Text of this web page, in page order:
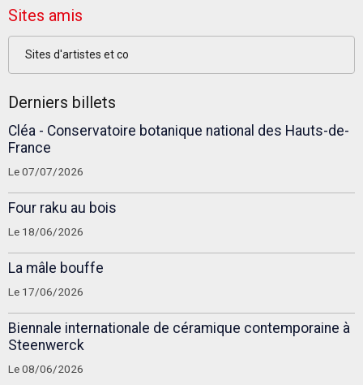
Sites amis
Sites d'artistes et co
Derniers billets
Cléa - Conservatoire botanique national des Hauts-de-
France
Le 07/07/2026
Four raku au bois
Le 18/06/2026
La mâle bouffe
Le 17/06/2026
Biennale internationale de céramique contemporaine à
Steenwerck
Le 08/06/2026